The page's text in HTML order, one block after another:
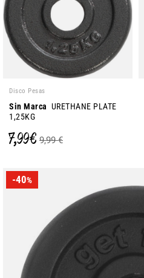
Disco Pesas
Sin Marca URETHANE PLATE
1,25KG
7,99 € 9,99 €
-40%